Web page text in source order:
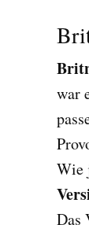
war
Wie
Das